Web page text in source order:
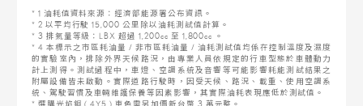
* 1 油耗值資料來源：經濟部能源署公布資訊。
* 2 以平均行駛 15,000 公里除以油耗測試值計算。
* 3 排氣量等級：LBX 超過 1,200cc 至 1,800cc 。
* 4 本標示之市區耗油量 / 非市區耗油量 / 油耗測試值均係在控制溫度及濕度
的實驗室內，排除外界天候路況，由專業人員依規定的行車型態於車體動力
計上測得。測試過程中，車燈、空調系統及音響等可能影響耗能測試結果之
附屬設備皆未啟動。實際道路行駛時，因受天候、路況、載重、使用空調系
統、駕駛習慣及車輛維護保養等因素影響，其實際油耗表現應低於測試值。
* 選購光焰銅 ( 4Y5 ) 車色需另加價新台幣 3 萬元整。